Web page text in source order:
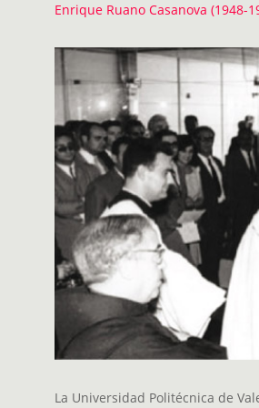
Enrique Ruano Casanova (1948-
La Universidad Politécnica de